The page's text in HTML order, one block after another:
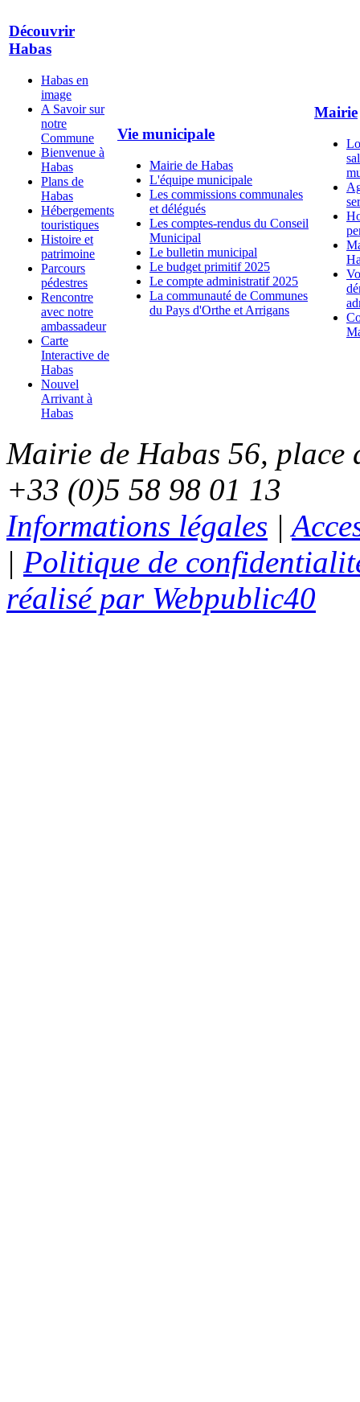
Découvrir
Habas
Habas en
image
A Savoir sur
notre
Commune
Bienvenue à
Habas
Plans de
Habas
Hébergements
touristiques
Histoire et
patrimoine
Parcours
pédestres
Rencontre
avec notre
ambassadeur
Carte
Interactive de
Habas
Nouvel
Arrivant à
Habas
Vie municipale
Mairie de Habas
L'équipe municipale
Les commissions communales
et délégués
Les comptes-rendus du Conseil
Municipal
Le bulletin municipal
Le budget primitif 2025
Le compte administratif 2025
La communauté de Communes
du Pays d'Orthe et Arrigans
Mairie
Mairie de Habas 56, place
+33 (0)5 58 98 01 13
Informations légales |
| Politique de
réalisé par Webpublic40